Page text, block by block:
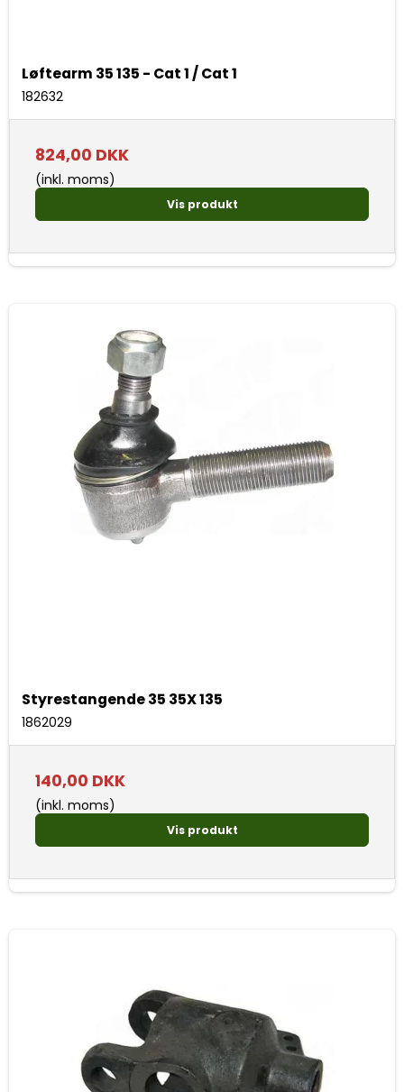
Løftearm 35 135 - Cat 1 / Cat 1
182632
824,00 DKK
(inkl. moms)
Vis produkt
Styrestangende 35 35X 135
1862029
140,00 DKK
(inkl. moms)
Vis produkt